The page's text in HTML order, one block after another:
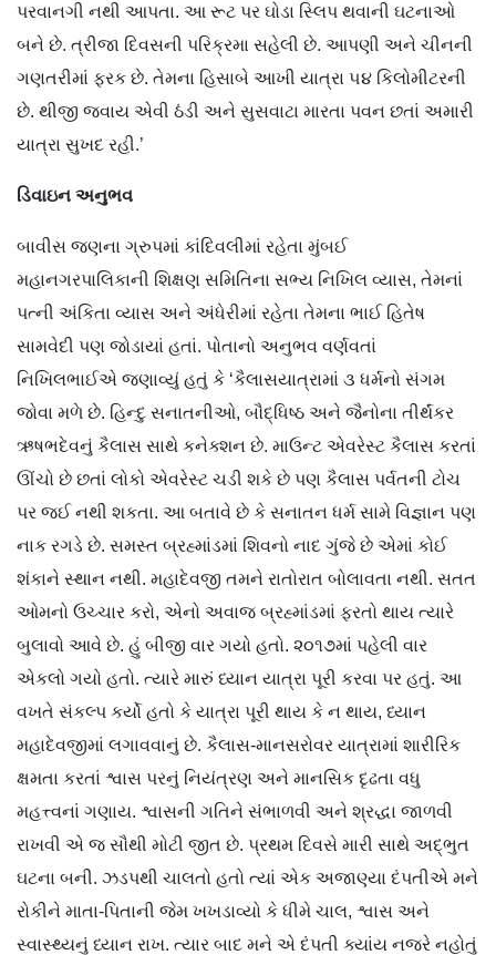
પરવાનગી નથી આપતા. આ રૂટ પર ઘોડા સ્લિપ થવાની ઘટનાઓ
બને છે. ત્રીજા દિવસની પરિક્રમા સહેલી છે. આપણી અને ચીનની
ગણતરીમાં ફરક છે. તેમના હિસાબે આખી યાત્રા ૫૪ કિલોમીટરની
છે. થીજી જવાય એવી ઠંડી અને સુસવાટા મારતા પવન છતાં અમારી
યાત્રા સુખદ રહી.’
ડિવાઇન અનુભવ
બાવીસ જણના ગ્રુપમાં કાંદિવલીમાં રહેતા મુંબઈ
મહાનગરપાલિકાની શિક્ષણ સમિતિના સભ્ય નિખિલ વ્યાસ, તેમનાં
પત્ની અંકિતા વ્યાસ અને અંધેરીમાં રહેતા તેમના ભાઈ હિતેષ
સામવેદી પણ જોડાયાં હતાં. પોતાનો અનુભવ વર્ણવતાં
નિખિલભાઈએ જણાવ્યું હતું કે ‘કૈલાસયાત્રામાં ૩ ધર્મનો સંગમ
જોવા મળે છે. હિન્દુ સનાતનીઓ, બૌદ્ધિષ્ઠ અને જૈનોના તીર્થંકર
ઋષભદેવનું કૈલાસ સાથે કનેક્શન છે. માઉન્ટ એવરેસ્ટ કૈલાસ કરતાં
ઊંચો છે છતાં લોકો એવરેસ્ટ ચડી શકે છે પણ કૈલાસ પર્વતની ટોચ
પર જઈ નથી શકતા. આ બતાવે છે કે સનાતન ધર્મ સામે વિજ્ઞાન પણ
નાક રગડે છે. સમસ્ત બ્રહ્માંડમાં શિવનો નાદ ગુંજે છે એમાં કોઈ
શંકાને સ્થાન નથી. ​મહાદેવજી તમને રાતોરાત બોલાવતા નથી. સતત
ઓમનો ઉચ્ચાર કરો, એનો અવાજ બ્રહ્માંડમાં ફરતો થાય ત્યારે
બુલાવો આવે છે. હું બીજી વાર ગયો હતો. ૨૦૧૭માં પહેલી વાર
એકલો ગયો હતો. ત્યારે મારું ધ્યાન યાત્રા પૂરી કરવા પર હતું. આ
વખતે સંકલ્પ કર્યો હતો કે યાત્રા પૂરી થાય કે ન થાય, ધ્યાન
મહાદેવજીમાં લગાવવાનું છે. કૈલાસ-માનસરોવર યાત્રામાં શારીરિક
ક્ષમતા કરતાં શ્વાસ પરનું નિયંત્રણ અને માનસિક દૃઢતા વધુ
મહત્ત્વનાં ગણાય. શ્વાસની ગતિને સંભાળવી અને શ્રદ્ધા જાળવી
રાખવી એ જ સૌથી મોટી જીત છે. પ્રથમ દિવસે મારી સાથે અદ્ભુત
ઘટના બની. ઝડપથી ચાલતો હતો ત્યાં એક અજાણ્યા દંપતીએ મને
રોકીને માતા-પિતાની જેમ ખખડાવ્યો કે ધીમે ચાલ, શ્વાસ અને
સ્વાસ્થ્યનું ધ્યાન રાખ. ત્યાર બાદ મને એ દંપતી ક્યાંય નજરે નહોતું